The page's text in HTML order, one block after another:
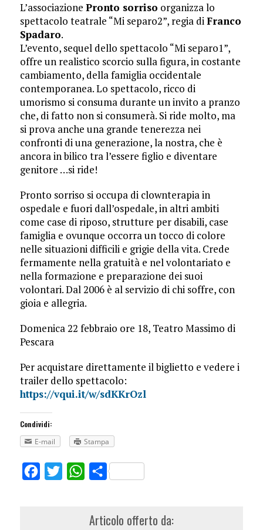
L’associazione Pronto sorriso organizza lo
spettacolo teatrale “Mi separo2”, regia diFranco
Spadaro.
L’evento, sequel dello spettacolo “Mi separo1”,
offre un realistico scorcio sulla figura, in costante
cambiamento, della famiglia occidentale
contemporanea. Lo spettacolo, ricco di
umorismo si consuma durante un invito a pranzo
che, di fatto non si consumerà. Si ride molto, ma
si prova anche una grande tenerezza nei
confronti di una generazione, la nostra, che è
ancora in bilico tra l’essere figlio e diventare
genitore …si ride!
Pronto sorriso si occupa di clownterapia in
ospedale e fuori dall’ospedale, in altri ambiti
come case di riposo, strutture per disabili, case
famiglia e ovunque occorra un tocco di colore
nelle situazioni difficili e grigie della vita. Crede
fermamente nella gratuità e nel volontariato e
nella formazione e preparazione dei suoi
volontari. Dal 2006 è al servizio di chi soffre, con
gioia e allegria.
Domenica 22 febbraio ore 18, Teatro Massimo di
Pescara
Per acquistare direttamente il biglietto e vedere i
trailer dello spettacolo:
https://vqui.it/w/sdKKrOzl
Condividi:
E-mail
Stampa
FacebookTwitterWhatsApp
Share
Articolo offerto da: